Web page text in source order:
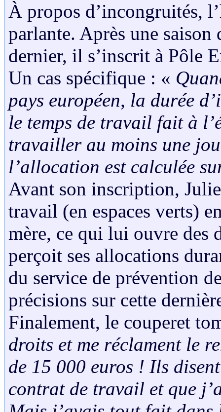
À propos d’incongruités,
parlante. Après une saison
dernier, il s’inscrit à Pôle
Un cas spécifique : «
pays européen, la durée
le temps de travail fait à
travailler au moins une
l’allocation est calculée
Avant son inscription,
travail (en espaces verts)
mère, ce qui lui ouvre des
perçoit ses allocations
du service de prévention
précisions sur cette
Finalement, le couperet
droits et me réclament le
de 15 000 euros ! Ils
contrat de travail et que